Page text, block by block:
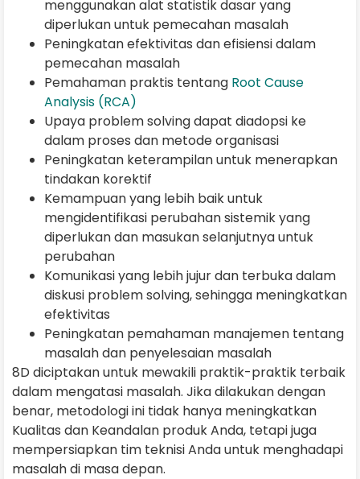
menggunakan alat statistik dasar yang
diperlukan untuk pemecahan masalah
Peningkatan efektivitas dan efisiensi dalam
pemecahan masalah
Pemahaman praktis tentang Root Cause
Analysis (RCA)
Upaya problem solving dapat diadopsi ke
dalam proses dan metode organisasi
Peningkatan keterampilan untuk menerapkan
tindakan korektif
Kemampuan yang lebih baik untuk
mengidentifikasi perubahan sistemik yang
diperlukan dan masukan selanjutnya untuk
perubahan
Komunikasi yang lebih jujur dan terbuka dalam
diskusi problem solving, sehingga meningkatkan
efektivitas
Peningkatan pemahaman manajemen tentang
masalah dan penyelesaian masalah
8D diciptakan untuk mewakili praktik-praktik terbaik
dalam mengatasi masalah. Jika dilakukan dengan
benar, metodologi ini tidak hanya meningkatkan
Kualitas dan Keandalan produk Anda, tetapi juga
mempersiapkan tim teknisi Anda untuk menghadapi
masalah di masa depan.